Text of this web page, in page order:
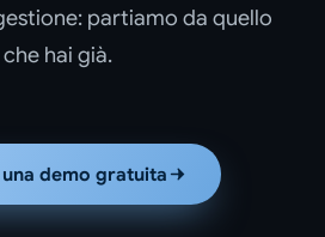
partiamo da quello
che hai già.
demo gratuita